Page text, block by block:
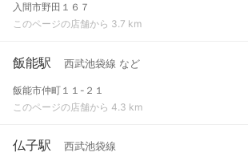
入間市野田１６７
このページの店舗から 3.7 km
飯能駅 西武池袋線 など
飯能市仲町１１-２１
このページの店舗から 4.3 km
仏子駅 西武池袋線